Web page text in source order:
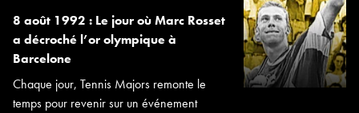
8 août 1992 : Le jour où Marc Rosset
a décroché l’or olympique à
Barcelone
Chaque jour, Tennis Majors remonte le
temps pour revenir sur un événement